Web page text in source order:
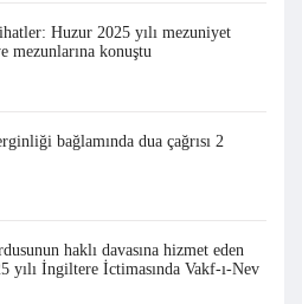
Huzur 2025 yılı mezuniyet
mezunlarına konuştu
bağlamında dua çağrısı 2
haklı davasına hizmet eden
yılı İngiltere İctimasında Vakf-ı-Nev